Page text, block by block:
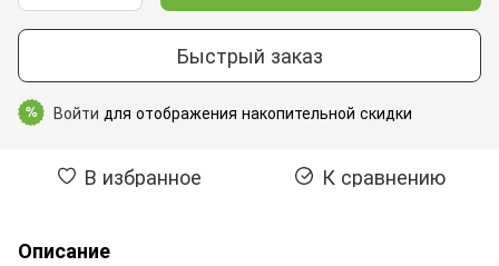
Быстрый заказ
% Войти для отображения накопительной скидки
В избранное К сравнению
Описание